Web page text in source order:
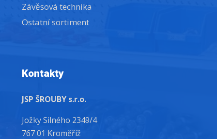
Závěsová technika
Ostatní sortiment
Kontakty
JSP ŠROUBY s.r.o.
Jožky Silného 2349/4
767 01 Kroměříž